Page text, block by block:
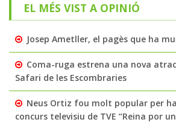
EL MÉS VIST A OPINIÓ
Josep Ametller, el pagès que ha
Coma-ruga estrena una nova
Safari de les Escombraries
Neus Ortiz fou molt popular per
concurs televisiu de TVE “Reina por